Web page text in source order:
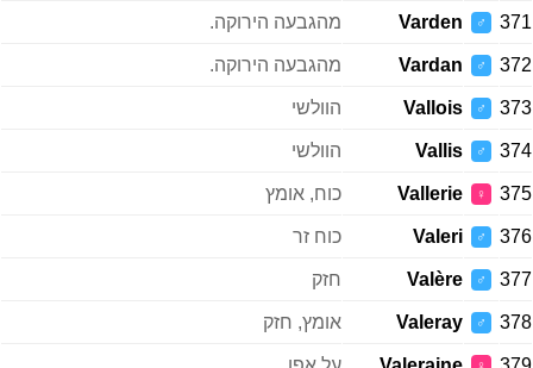
371
♂
Varden מהגבעה הירוקה.
372
♂
Vardan מהגבעה הירוקה.
373
♂
Vallois הוולשי
374
♂
Vallis הוולשי
375
♀
Vallerie כוח, אומץ
376
♂
Valeri כוח זר
377
♂
Valère חזק
378
♂
Valeray אומץ, חזק